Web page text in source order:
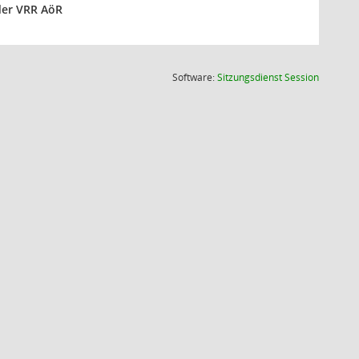
VRR AöR
Software:SitzungsdienstSession(Wird in